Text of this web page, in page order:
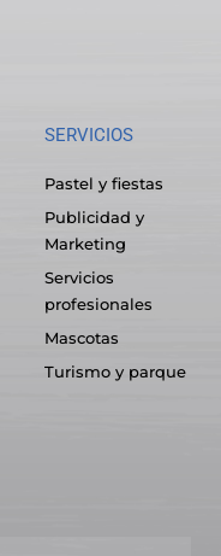
SERVICIOS
Pastel y fiestas
Publicidad y
Marketing
Servicios
profesionales
Mascotas
Turismo y parque